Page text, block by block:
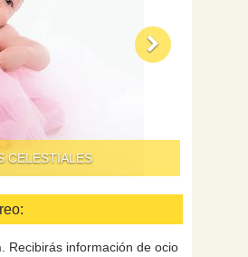
DE COMER A LOS NIÑOS
SUPLICIO
. Recibirás información de ocio